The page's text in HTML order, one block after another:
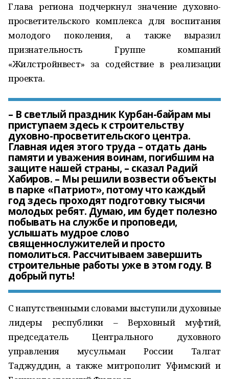
Глава региона подчеркнул значение духовно-
просветительского комплекса для воспитания
молодого поколения, а также выразил
признательность Группе компаний
«Жилстройнвест» за содействие в реализации
проекта.
– В светлый праздник Курбан-байрам мы
приступаем здесь к строительству
духовно-просветительского центра.
Главная идея этого труда – отдать дань
памяти и уважения воинам, погибшим на
защите нашей страны, – сказал Радий
Хабиров. – Мы решили возвести объекты
в парке «Патриот», потому что каждый
год здесь проходят подготовку тысячи
молодых ребят. Думаю, им будет полезно
побывать на службе и проповеди,
услышать мудрое слово
священнослужителей и просто
помолиться. Рассчитываем завершить
строительные работы уже в этом году. В
добрый путь!
С напутственными словами выступили духовные
лидеры республики – Верховный муфтий,
председатель Центрального духовного
управления мусульман России Талгат
Таджуддин, а также митрополит Уфимский и